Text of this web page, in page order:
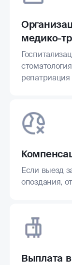
медико-
репатриация
Если выезд
опоздания,
Выплата